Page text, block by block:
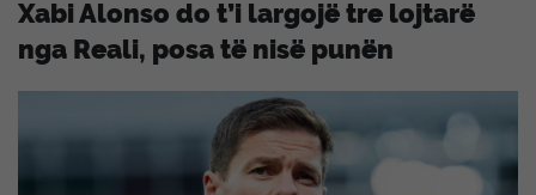
Xabi Alonso do t’i largojë tre lojtarë
nga Reali, posa të nisë punën